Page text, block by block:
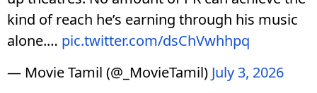
kind of reach he’s earning through his music
alone.… pic.twitter.com/dsChVwhhpq
— Movie Tamil (@_MovieTamil) July 3, 2026